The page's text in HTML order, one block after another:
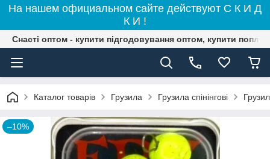
На нашем официальном сайте действуют С К И Д
К И !
Снасті оптом - купити підгодовування оптом, купити
Каталог товарів Грузила Грузила спінінгові
–10%